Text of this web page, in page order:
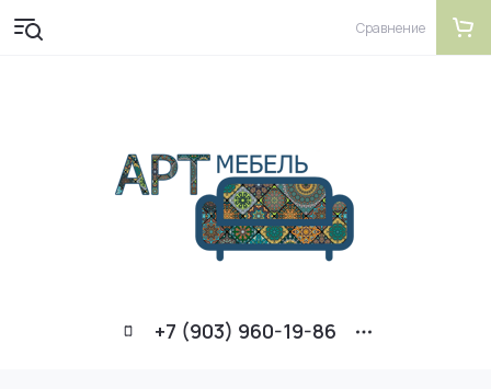
+7 (903) 960-19-86
Сравнение